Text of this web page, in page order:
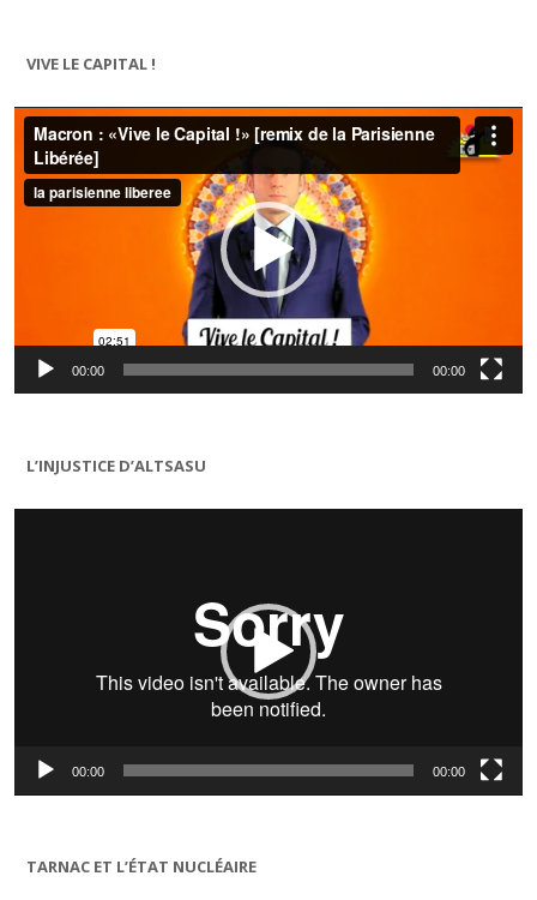
VIVE LE CAPITAL !
Lecteur
vidéo
00:00 00:00
L’INJUSTICE D’ALTSASU
Lecteur
00:00 00:00
TARNAC ET L’ÉTAT NUCLÉAIRE